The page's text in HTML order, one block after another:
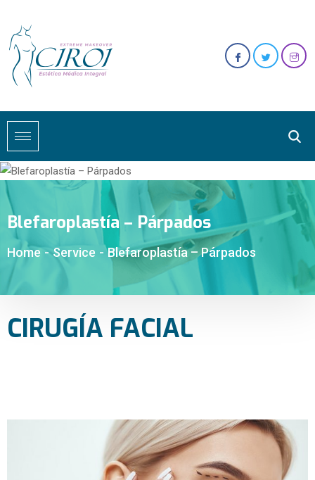
Blefaroplastía – Párpados
Home - Service - Blefaroplastía – Párpados
CIRUGÍA FACIAL